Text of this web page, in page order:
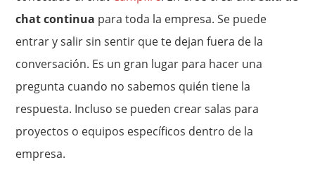
chat continua para toda la empresa. Se puede
entrar y salir sin sentir que te dejan fuera de la
conversación. Es un gran lugar para hacer una
pregunta cuando no sabemos quién tiene la
respuesta. Incluso se pueden crear salas para
proyectos o equipos específicos dentro de la
empresa.